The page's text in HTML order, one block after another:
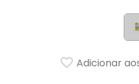
Adicionar